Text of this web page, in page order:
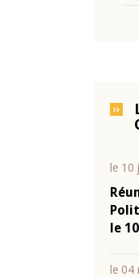
le 10
le
le 04